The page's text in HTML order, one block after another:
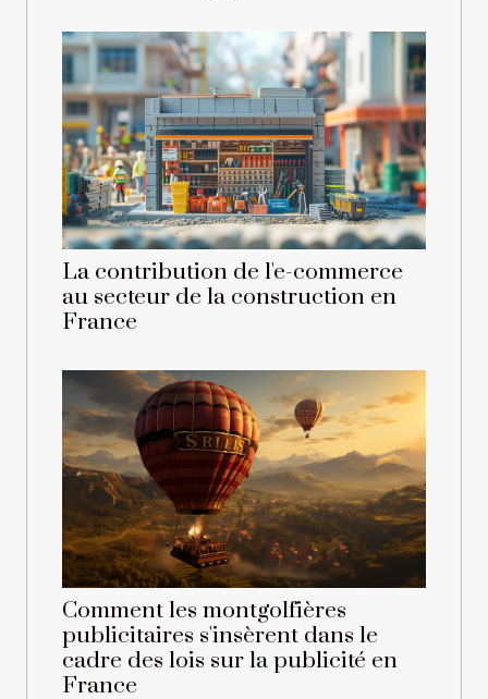
La contribution de l'e-commerce
au secteur de la construction en
France
Comment les montgolfières
publicitaires s'insèrent dans le
cadre des lois sur la publicité en
France